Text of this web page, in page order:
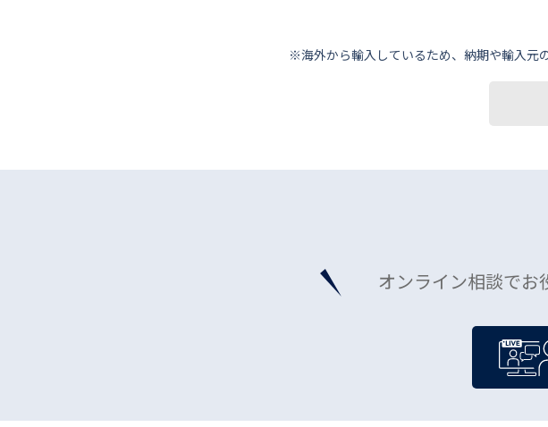
※海外から輸⼊しているため、納期や輸⼊元
オンライン相談でお